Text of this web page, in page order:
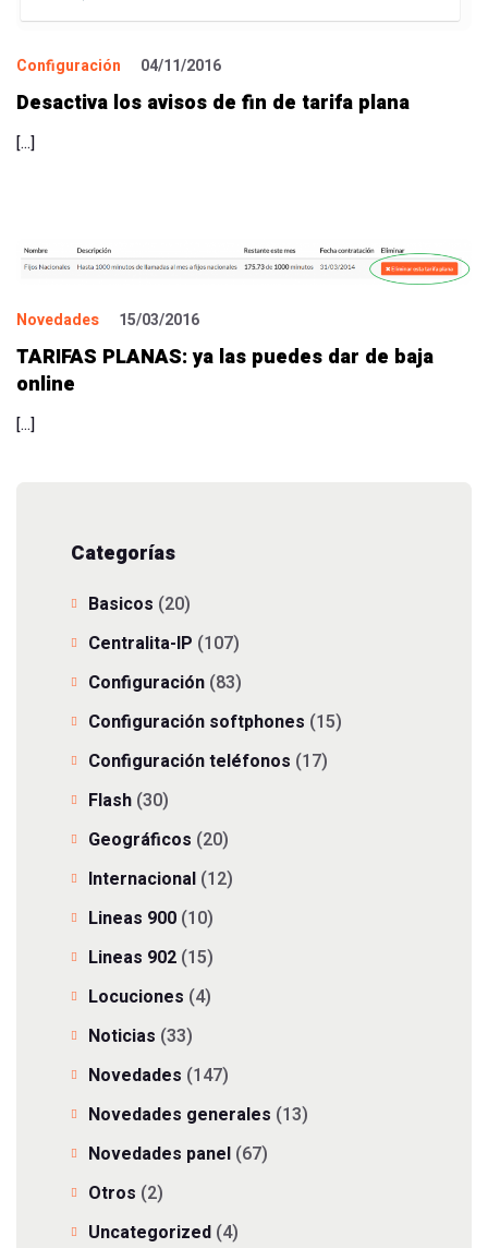
Configuración 04/11/2016
Desactiva los avisos de fin de tarifa plana
[…]
Novedades 15/03/2016
TARIFAS PLANAS: ya las puedes dar de baja
online
[…]
Categorías
Basicos (20)
Centralita-IP (107)
Configuración (83)
Configuración softphones (15)
Configuración teléfonos (17)
Flash (30)
Geográficos (20)
Internacional (12)
Lineas 900 (10)
Lineas 902 (15)
Locuciones (4)
Noticias (33)
Novedades (147)
Novedades generales (13)
Novedades panel (67)
Otros (2)
Uncategorized (4)